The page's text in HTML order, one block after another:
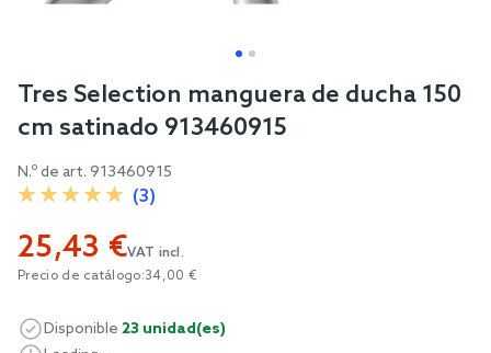
Skip
beginning
of
images
gallery
Tres Selection manguera de ducha 150
cm satinado 913460915
N.º de art. 913460915
(3)
25,43 €VAT incl.
Precio de catálogo:34,00 €
Disponible 23 unidad(es)